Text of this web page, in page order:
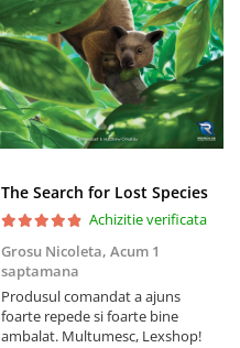
The Search for Lost Species
Achizitie verificata
Grosu Nicoleta, Acum 1
saptamana
Produsul comandat a ajuns
foarte repede si foarte bine
ambalat. Multumesc, Lexshop!